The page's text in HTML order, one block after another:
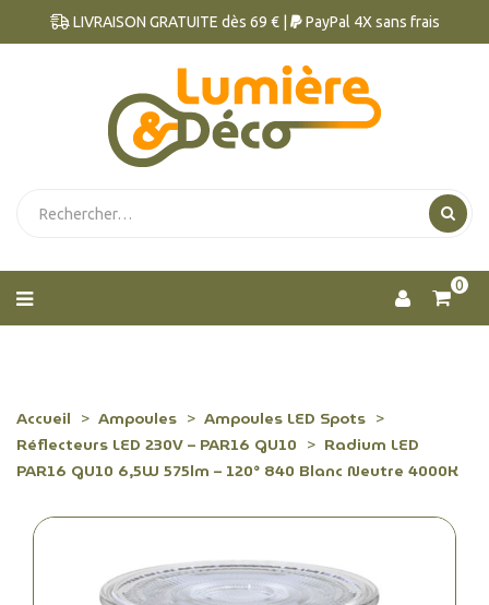
LIVRAISON GRATUITE dès 69 € | PayPal 4X sans frais
0
Accueil Ampoules
Ampoules LED Spots
Réflecteurs LED 230V – PAR16 GU10
Radium LED
PAR16 GU10 6,5W 575lm – 120° 840 Blanc Neutre 4000K